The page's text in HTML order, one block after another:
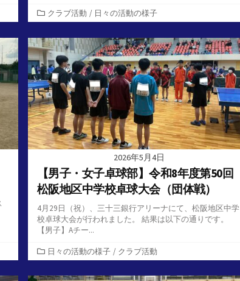
カ
テ
ゴ
リ
ー
クラブ活動 / 日々の活動の様子
2026年5月4日
【男子・女子卓球部】令和8年度第50回
松阪地区中学校卓球大会（団体戦）
4月29日（祝）、三十三銀行アリーナにて、松阪地区中学
校卓球大会が行われました。 結果は以下の通りです。
【男子】Aチー...
カ
テ
ゴ
日々の活動の様子 / クラブ活動